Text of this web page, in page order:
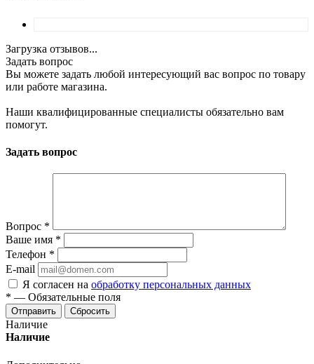
Загрузка отзывов...
Задать вопрос
Вы можете задать любой интересующий вас вопрос по товару
или работе магазина.
Наши квалифицированные специалисты обязательно вам
помогут.
Задать вопрос
Вопрос *
Ваше имя *
Телефон *
E-mail
Я согласен на обработку персональных данных
* — Обязательные поля
Отправить Сбросить
Наличие
Наличие